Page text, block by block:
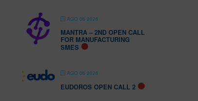
AGO 06 2026
MANTRA – 2ND OPEN CALL
FOR MANUFACTURING
SMES
AGO 06 2026
EUDOROS OPEN CALL 2